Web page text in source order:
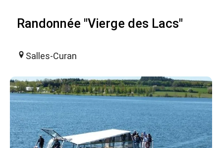
Randonnée "Vierge des Lacs"
Salles-Curan